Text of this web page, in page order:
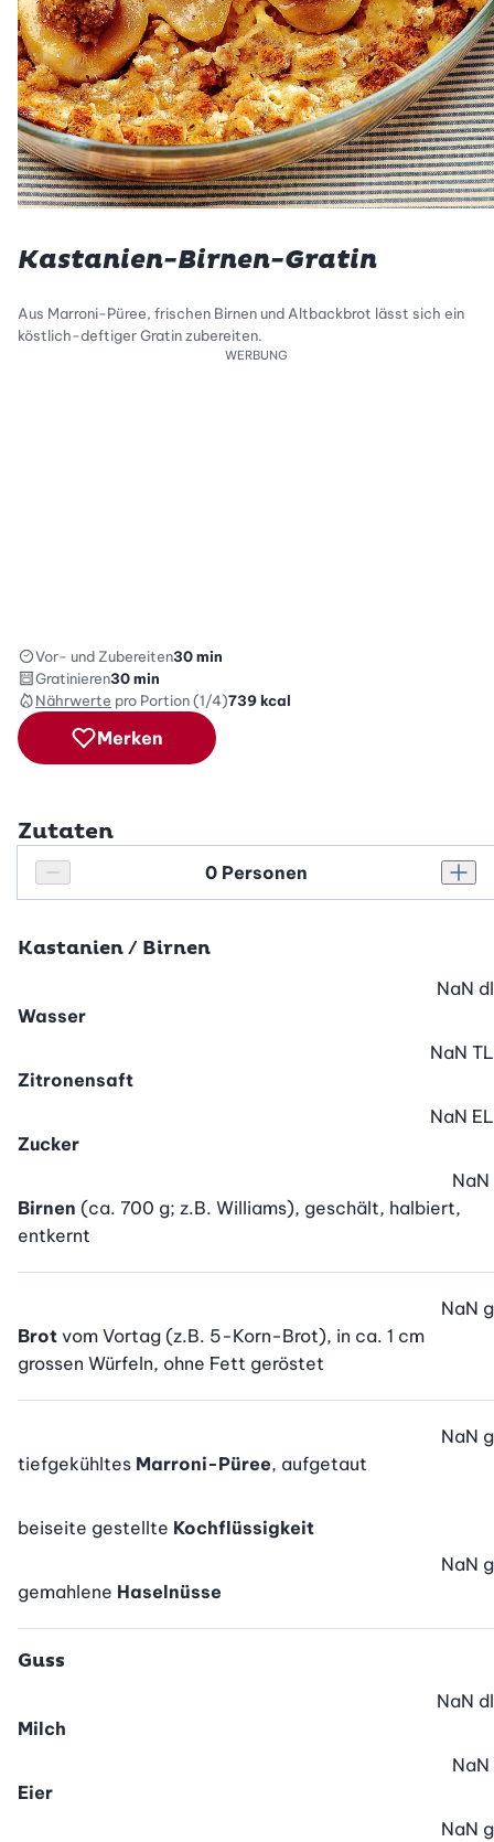
Kastanien-Birnen-Gratin
Aus Marroni-Püree, frischen Birnen und Altbackbrot lässt sich ein
köstlich-deftiger Gratin zubereiten.
WERBUNG
Vor- und Zubereiten30 min
Gratinieren30 min
Nährwerte pro Portion (1/4)739kcal
Merken
Zutaten
Personenanzahl verringern
Personenanzahl
Kastanien / Birnen
Wasser
NaN dl
Zitronensaft
NaN TL
Zucker
NaN EL
Birnen (ca. 700 g; z.B. Williams), geschält, halbiert,
entkernt
NaN
Brot vom Vortag (z.B. 5-Korn-Brot), in ca. 1 cm
grossen Würfeln, ohne Fett geröstet
NaN g
tiefgekühltes Marroni-Püree, aufgetaut
NaN g
beiseite gestellte Kochflüssigkeit
gemahlene Haselnüsse
NaN g
Guss
Milch
NaN dl
Eier
NaN
NaN g